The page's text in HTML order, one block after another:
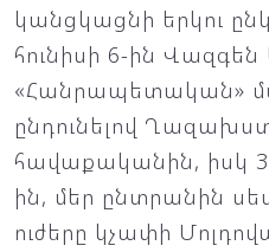
կանցկացնի երկու
հունիսի 6-ին
«Հանրապետական»
ընդունելով
հավաքականին, իսկ 3
ին, մեր ընտրանին
ուժերը կչափի